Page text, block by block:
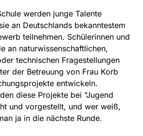
werden junge Talente
an Deutschlands bekanntestem
teilnehmen. Schülerinnen und
an naturwissenschaftlichen,
technischen Fragestellungen
der Betreuung von Frau Korb
entwickeln.
diese Projekte bei "Jugend
und vorgestellt, und wer weiß,
ja in die nächste Runde.